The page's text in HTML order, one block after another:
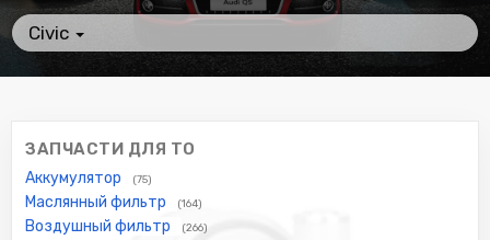
Civic
ЗАПЧАСТИ ДЛЯ ТО
Аккумулятор (75)
Маслянный фильтр (164)
Воздушный фильтр (266)